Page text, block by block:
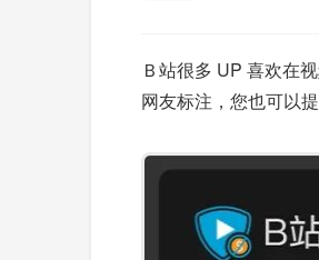
Ｂ站很多 UP 喜欢在
网友标注，您也可以